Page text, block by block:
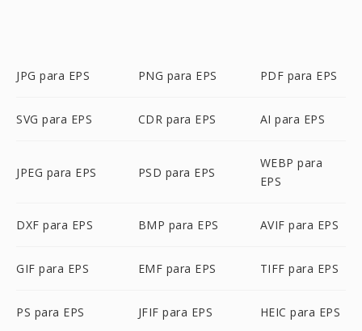
JPG para EPS PNG para EPS PDF para EPS
SVG para EPS CDR para EPS AI para EPS
JPEG para EPS PSD para EPS
WEBP para
EPS
DXF para EPS BMP para EPS AVIF para EPS
GIF para EPS EMF para EPS TIFF para EPS
PS para EPS JFIF para EPS HEIC para EPS